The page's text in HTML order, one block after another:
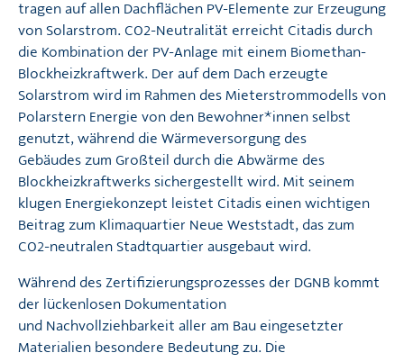
tragen auf allen Dachflächen PV-Elemente zur Erzeugung
von Solarstrom. CO2-Neutralität erreicht Citadis durch
die Kombination der PV-Anlage mit einem Biomethan-
Blockheizkraftwerk. Der auf dem Dach erzeugte
Solarstrom wird im Rahmen des Mieterstrommodells von
Polarstern Energie von den Bewohner*innen selbst
genutzt, während die Wärmeversorgung des
Gebäudes zum Großteil durch die Abwärme des
Blockheizkraftwerks sichergestellt wird. Mit seinem
klugen Energiekonzept leistet Citadis einen wichtigen
Beitrag zum Klimaquartier Neue Weststadt, das zum
CO2-neutralen Stadtquartier ausgebaut wird.
Während des Zertifizierungsprozesses der DGNB kommt
der lückenlosen Dokumentation
und Nachvollziehbarkeit aller am Bau eingesetzter
Materialien besondere Bedeutung zu. Die